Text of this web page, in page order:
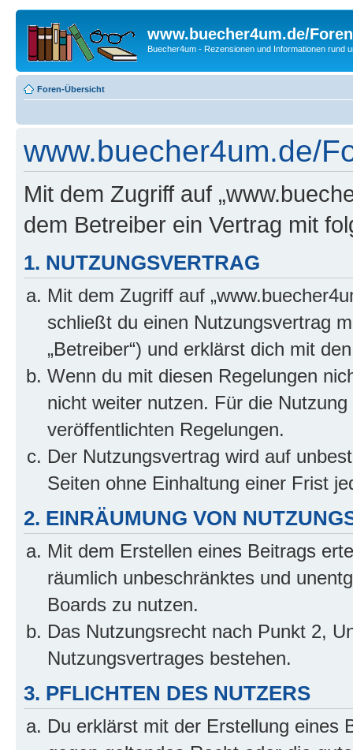
www.buecher4um.de/Foren
Buecher4um - Rezensionen und Informationen rund
Foren-Übersicht
www.buecher4um.de/
Mit dem Zugriff auf
dem Betreiber ein Vertrag mit
1. NUTZUNGSVERTRAG
Mit dem Zugriff auf
schließt du einen Nutzungsvertrag
„Betreiber“) und erklärst dich mit
Wenn du mit diesen Regelungen
nicht weiter nutzen. Für die
veröffentlichten Regelungen.
Der Nutzungsvertrag wird auf
Seiten ohne Einhaltung einer Frist
2. EINRÄUMUNG VON
Mit dem Erstellen eines Beitrags
räumlich unbeschränktes und
Boards zu nutzen.
Das Nutzungsrecht nach Punkt 2,
Nutzungsvertrages bestehen.
3. PFLICHTEN DES NUTZERS
Du erklärst mit der Erstellung eines